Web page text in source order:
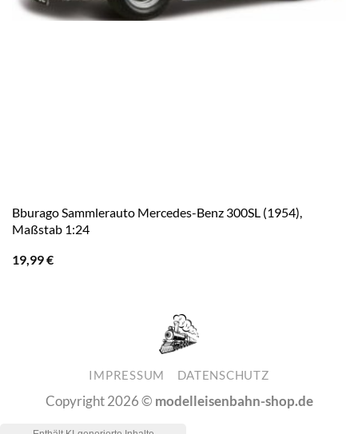
Bburago Sammlerauto Mercedes-Benz 300SL (1954),
Maßstab 1:24
19,99€
IMPRESSUM DATENSCHUTZ
Copyright 2026 © modelleisenbahn-shop.de